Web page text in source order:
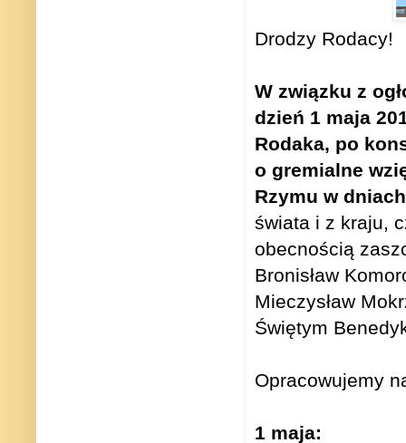
Drodzy Rodacy!
W związku z
dzień 1 maja
Rodaka, po
o gremialne
Rzymu w
świata i z kraju,
obecnością
Bronisław
Mieczysław
Świętym
Opracowujemy
1 maja: